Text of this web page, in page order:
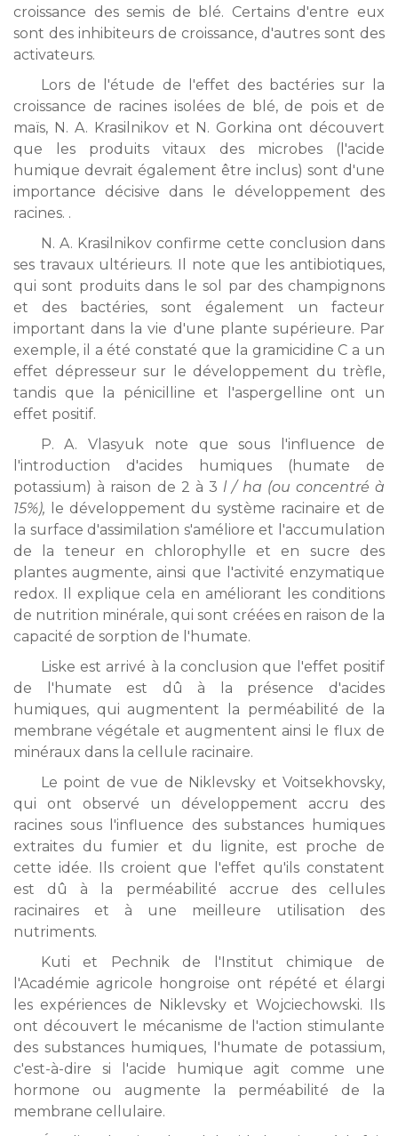
croissance des semis de blé. Certains d'entre eux
sont des inhibiteurs de croissance, d'autres sont des
activateurs.
Lors de l'étude de l'effet des bactéries sur la
croissance de racines isolées de blé, de pois et de
maïs, N. A. Krasilnikov et N. Gorkina ont découvert
que les produits vitaux des microbes (l'acide
humique devrait également être inclus) sont d'une
importance décisive dans le développement des
racines. .
N. A. Krasilnikov confirme cette conclusion dans
ses travaux ultérieurs. Il note que les antibiotiques,
qui sont produits dans le sol par des champignons
et des bactéries, sont également un facteur
important dans la vie d'une plante supérieure. Par
exemple, il a été constaté que la gramicidine C a un
effet dépresseur sur le développement du trèfle,
tandis que la pénicilline et l'aspergelline ont un
effet positif.
P. A. Vlasyuk note que sous l'influence de
l'introduction d'acides humiques (humate de
potassium) à raison de 2 à 3l / ha (ou concentré à
15%), le développement du système racinaire et de
la surface d'assimilation s'améliore et l'accumulation
de la teneur en chlorophylle et en sucre des
plantes augmente, ainsi que l'activité enzymatique
redox. Il explique cela en améliorant les conditions
de nutrition minérale, qui sont créées en raison de la
capacité de sorption de l'humate.
Liske est arrivé à la conclusion que l'effet positif
de l'humate est dû à la présence d'acides
humiques, qui augmentent la perméabilité de la
membrane végétale et augmentent ainsi le flux de
minéraux dans la cellule racinaire.
Le point de vue de Niklevsky et Voitsekhovsky,
qui ont observé un développement accru des
racines sous l'influence des substances humiques
extraites du fumier et du lignite, est proche de
cette idée. Ils croient que l'effet qu'ils constatent
est dû à la perméabilité accrue des cellules
racinaires et à une meilleure utilisation des
nutriments.
Kuti et Pechnik de l'Institut chimique de
l'Académie agricole hongroise ont répété et élargi
les expériences de Niklevsky et Wojciechowski. Ils
ont découvert le mécanisme de l'action stimulante
des substances humiques, l'humate de potassium,
c'est-à-dire si l'acide humique agit comme une
hormone ou augmente la perméabilité de la
membrane cellulaire.